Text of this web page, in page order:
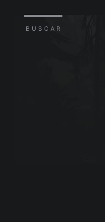
BUSCAR